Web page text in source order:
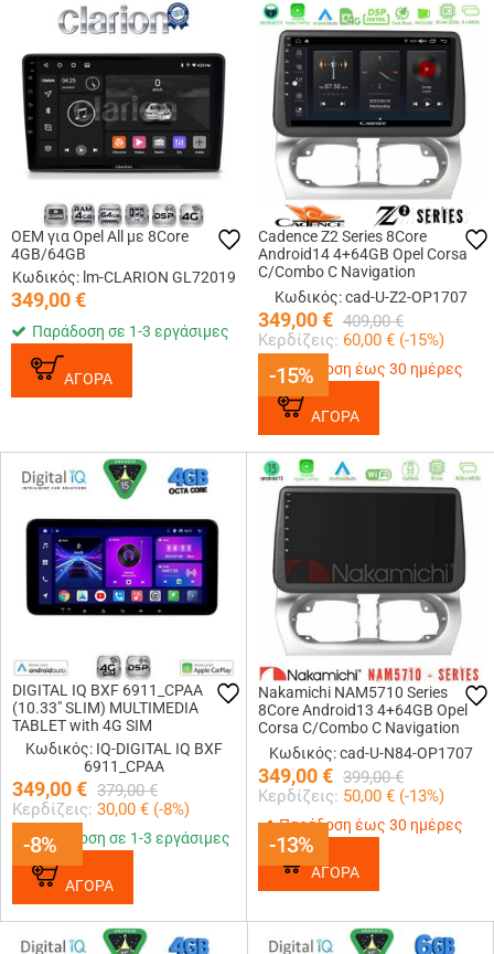
OEM για Opel All με 8Core
4GB/64GB
Κωδικός: lm-CLARION GL72019
349,00€
Παράδοση σε 1-3 εργάσιμες
ΑΓΟΡΑ -15%
Cadence Z2 Series 8Core
Android14 4+64GB Opel Corsa
C/Combo C Navigation
Multimedia Tablet 9 Με Carplay
& Android Auto
Κωδικός: cad-U-Z2-OP1707
349,00€ 409,00 €
Κερδίζεις: 60,00 € (-15%)
-15%
Παράδοση έως 30 ημέρες
ΑΓΟΡΑ
-8%
DIGITAL IQ BXF 6911_CPAA
(10.33" SLIM) MULTIMEDIA
TABLET with 4G SIM
Κωδικός: IQ-DIGITAL IQ BXF
6911_CPAA
349,00€ 379,00 €
Κερδίζεις: 30,00 € (-8%)
-8%
Παράδοση σε 1-3 εργάσιμες
ΑΓΟΡΑ
-13%
Nakamichi NAM5710 Series
8Core Android13 4+64GB Opel
Corsa C/Combo C Navigation
Multimedia Tablet 9
Κωδικός: cad-U-N84-OP1707
349,00€ 399,00 €
Κερδίζεις: 50,00 € (-13%)
-13%
Παράδοση έως 30 ημέρες
ΑΓΟΡΑ